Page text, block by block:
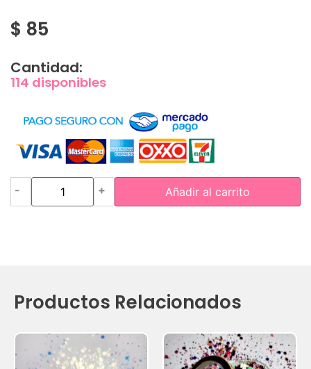
$ 85
Cantidad:
114 disponibles
- + Añadir al carrito
Productos Relacionados